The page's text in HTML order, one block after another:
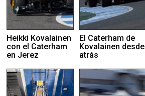
Heikki Kovalainen
con el Caterham
en Jerez
El Caterham de
Kovalainen desde
atrás